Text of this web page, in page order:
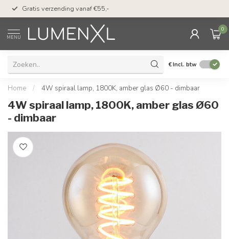
Gratis verzending vanaf €55,-
MENU
0
€Incl. btw
Home / 4W spiraal lamp, 1800K, amber glas Ø60 - dimbaar
4W spiraal lamp, 1800K, amber glas Ø60
- dimbaar